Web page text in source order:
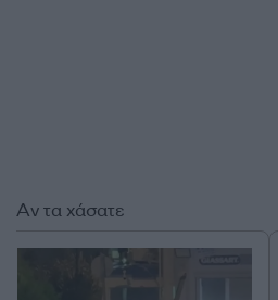
Αν τα χάσατε